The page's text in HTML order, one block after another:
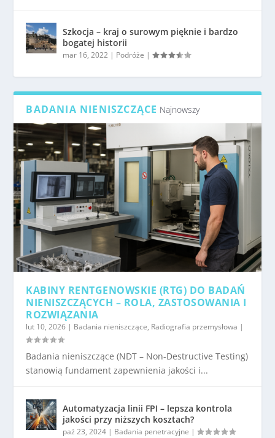
Szkocja – kraj o surowym pięknie i bardzo
bogatej historii
mar 16, 2022 | Podróże |
BADANIA NIENISZCZĄCE Najnowszy
KABINY RENTGENOWSKIE (RTG) DO BADAŃ
NIENISZCZĄCYCH – ROLA, ZASTOSOWANIA I
ROZWIĄZANIA
lut 10, 2026 | Badania nieniszczące, Radiografia przemysłowa |
Badania nieniszczące (NDT – Non-Destructive Testing)
stanowią fundament zapewnienia jakości i...
Automatyzacja linii FPI – lepsza kontrola
jakości przy niższych kosztach?
paź 23, 2024 | Badania penetracyjne |